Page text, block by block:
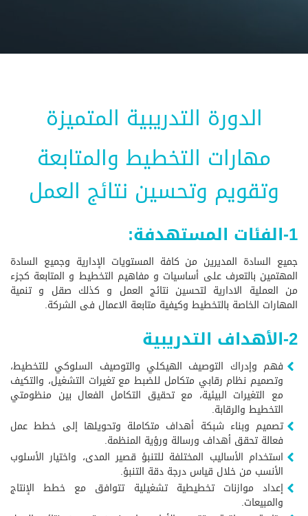
الدورة التدريبية المتميزة
مهارات التخطيط والمتابعة
وتقويم وتحسين نتائج العمل
1-الفئات المستهدفة:
جميع السادة المديرين من كافة المستويات الإدارية وجميع السادة
المهتمين بالتعرف على أساسيات و مفاهيم التخطيط و المتابعة كجزء
من العملية الادارية لتحسين نتائج العمل و كذلك صقل و تنمية
المهارات الخاصة بالتخطيط وكيفية متابعة الاعمال فى الشركة.
2-الأهداف التدريبية
فهم وإدراك التوصيف الهيكلي والتوصيف السلوكي للتخطيط،
وتصميم نظام رقابي متكامل للضبط مع تغيرات التشغيل، والتكيف
مع التغيرات البيئية، مع تحقيق التكامل الفعال بين منظومتي
التخطيط والرقابة.
تصميم وبناء شبكة أهداف متكاملة وتحويلها إلى خطط عمل
فعالة تحقق أهداف ورسالة ورؤية المنظمة.
استخدام الأساليب المختلفة للتنبؤ قصير المدى، واختيار الأسلوب
الأنسب من خلال قياس درجة دقة التنبؤ.
إعداد موازنات تخطيطية تشغيلية تتوافق مع خطط الإنتاج
والمبيعات.